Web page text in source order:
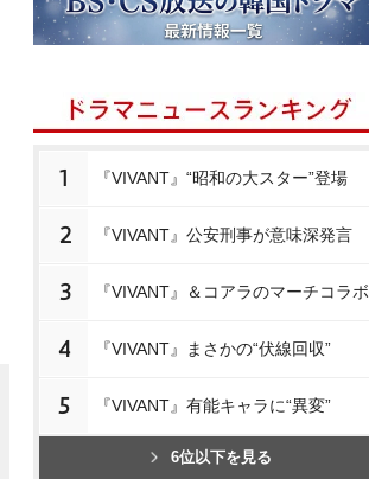
1 『VIVANT』“昭和の大スター”登場
2 『VIVANT』公安刑事が意味深発言
3 『VIVANT』＆コアラのマーチコラボ
4 『VIVANT』まさかの“伏線回収”
5 『VIVANT』有能キャラに“異変”
6位以下を見る